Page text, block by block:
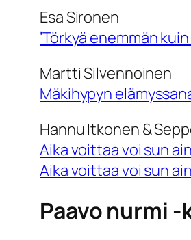
Esa Sironen
’Törkyä enemmän
Martti Silvennoinen
Mäkihypyn
Hannu Itkonen &
Aika voittaa voi sun
Aika voittaa voi sun
Paavo nurmi